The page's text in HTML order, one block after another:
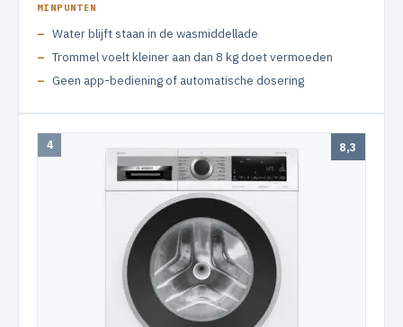
MINPUNTEN
Water blijft staan in de wasmiddellade
Trommel voelt kleiner aan dan 8 kg doet vermoeden
Geen app-bediening of automatische dosering
4 8,3